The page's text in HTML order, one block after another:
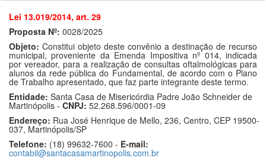
Lei 13.019/2014, art. 29
Proposta Nº: 0028/2025
Objeto: Constitui objeto deste convênio a destinação de recurso
municipal, proveniente da Emenda Impositiva nº 014, indicada
por vereador, para a realização de consultas oftalmológicas para
alunos da rede pública do Fundamental, de acordo com o Plano
de Trabalho apresentado, que faz parte integrante deste termo.
Entidade: Santa Casa de Misericórdia Padre João Schneider de
Martinópolis - CNPJ: 52.268.596/0001-09
Endereço: Rua José Henrique de Mello, 236, Centro, CEP 19500-
037, Martinópolis/SP
Telefone: (18) 99632-7600 - E-mail:
contabil@santacasamartinopolis.com.br